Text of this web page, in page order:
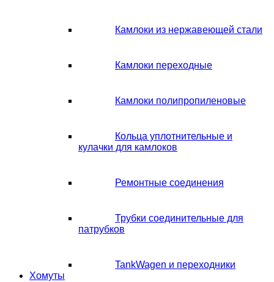
Камлоки из нержавеющей стали
Камлоки переходные
Камлоки полипропиленовые
Кольца уплотнительные и
кулачки для камлоков
Ремонтные соединения
Трубки соединительные для
патрубков
TankWagen и переходники
Хомуты